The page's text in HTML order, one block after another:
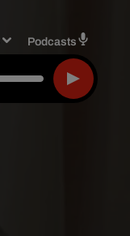
Podcasts